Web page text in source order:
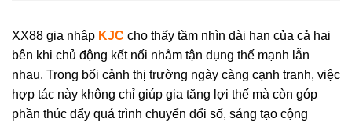
XX88 gia nhập KJC cho thấy tầm nhìn dài hạn của cả hai
bên khi chủ động kết nối nhằm tận dụng thế mạnh lẫn
nhau. Trong bối cảnh thị trường ngày càng cạnh tranh, việc
hợp tác này không chỉ giúp gia tăng lợi thế mà còn góp
phần thúc đẩy quá trình chuyển đổi số, sáng tạo cộng